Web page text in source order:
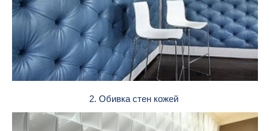
2. Обивка стен кожей